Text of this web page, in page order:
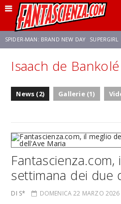
SPIDER-MAN: BRAND NEW DAY SUPERGIRL
FRANCO RICCIARDIELLO ZENDAYA STAR
Isaach de Bankolé
News (2) Gallerie (1)
Fantascienza.com,
settimana dei due
DI S* DOMENICA 22 MARZO 2026